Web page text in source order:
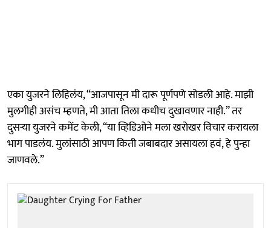
एका युजरने लिहिलंय, “आजपासून मी दारू पूर्णपणे सोडली आहे. माझी
मुलगीही असंच म्हणते, मी आता तिला कधीच दुखावणार नाही.” तर
दुसऱ्या युजरने कमेंट केली, “या व्हिडिओने मला खरोखर विचार करायला
भाग पाडलंय. मुलांसाठी आपण किती जबाबदार असायला हवं, हे पुन्हा
जाणवले.”